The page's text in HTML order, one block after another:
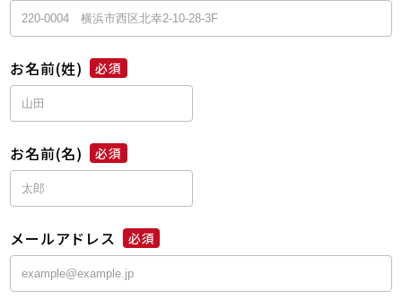
お名前(姓) 必須
お名前(名) 必須
メールアドレス 必須